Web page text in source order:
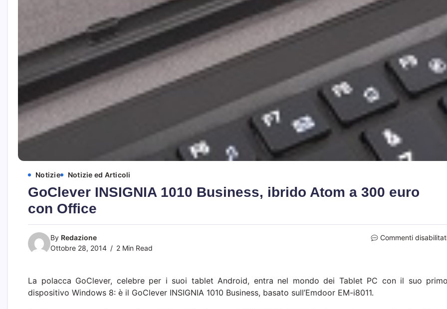
Notizie Notizie ed Articoli
GoClever INSIGNIA 1010 Business, ibrido Atom a 300 euro
con Office
By Redazione
Ottobre 28, 2014
2 Min Read
Commenti
La polacca GoClever, celebre per i suoi tablet Android, entra nel mondo dei Tablet PC con il suo primo
dispositivo Windows 8: è il GoClever INSIGNIA 1010 Business, basato sull’Emdoor EM-i8011.